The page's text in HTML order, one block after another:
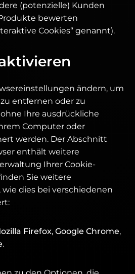
(potenzielle) Kunden
bewerten
Cookies“ genannt).
ändern, um
entfernen oder zu
Ihre ausdrückliche
Computer oder
werden. Der Abschnitt
enthält weitere
Ihrer Cookie-
Sie weitere
dies bei verschiedenen
Firefox, Google Chrome,
.